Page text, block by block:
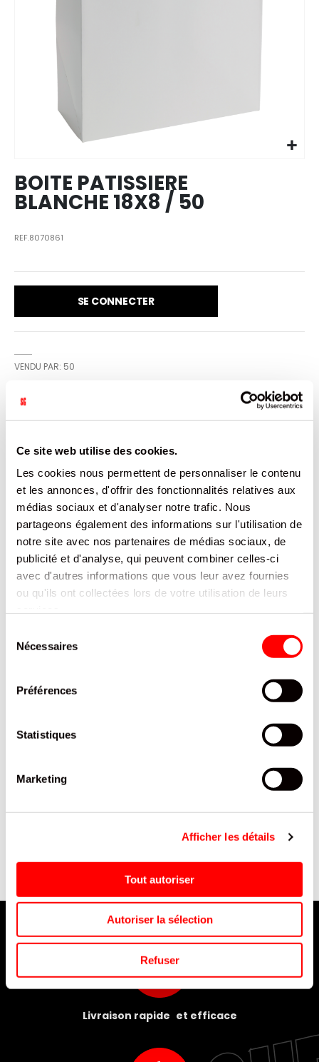
Ce site web utilise des cookies.
Les cookies nous permettent de personnaliser le contenu
et les annonces, d'offrir des fonctionnalités relatives aux
médias sociaux et d'analyser notre trafic. Nous
partageons également des informations sur l'utilisation de
notre site avec nos partenaires de médias sociaux, de
publicité et d'analyse, qui peuvent combiner celles-ci
avec d'autres informations que vous leur avez fournies
ou qu'ils ont collectées lors de votre utilisation de leurs
Nécessaires
Préférences
Statistiques
Marketing
Afficher les détails
Tout autoriser
Autoriser la sélection
Refuser
images
gallery
BOITE PATISSIERE
BLANCHE 18X8 / 50
REF.8070861
SE CONNECTER
VENDU PAR: 50
INFORMATION
Idéal pour emballer vos pâtisseries. Disponible dans
d'autres formats.
CARACTÉRISTIQUES
DOCUMENTATION
PRODUITS QUI POURRAIENT VOUS
C.PCP HERBERTT PRES
Livraison rapide et efficace